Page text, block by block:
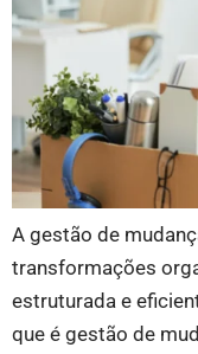
A gestão de
transformações
estruturada e
que é gestão de